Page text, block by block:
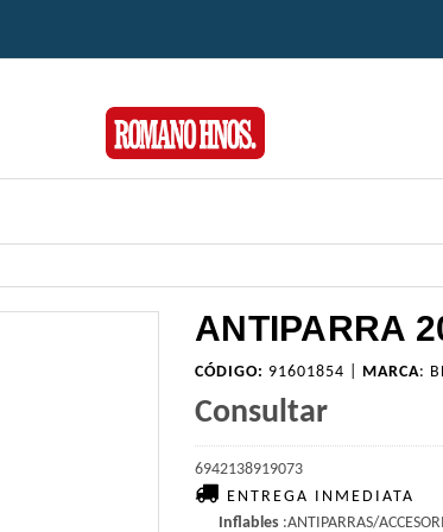
ANTIPARRA
CÓDIGO: 91601854 | MARCA:
Consultar
6942138919073
ENTREGA INMEDIATA
Inflables :ANTIPARRAS/